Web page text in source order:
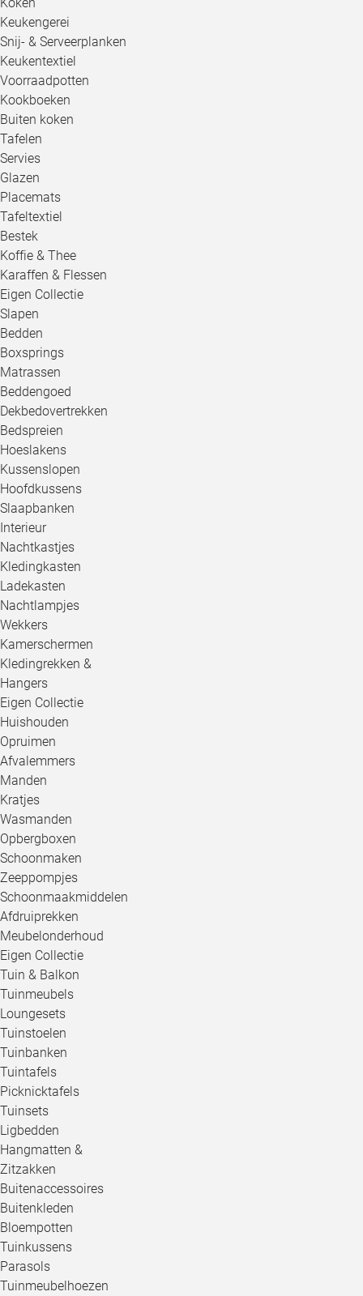
Keukengerei
Snij- & Serveerplanken
Keukentextiel
Voorraadpotten
Kookboeken
Buiten koken
Tafelen
Servies
Glazen
Placemats
Tafeltextiel
Bestek
Koffie & Thee
Karaffen & Flessen
Eigen Collectie
Slapen
Bedden
Boxsprings
Matrassen
Beddengoed
Dekbedovertrekken
Bedspreien
Hoeslakens
Kussenslopen
Hoofdkussens
Slaapbanken
Interieur
Nachtkastjes
Kledingkasten
Ladekasten
Nachtlampjes
Wekkers
Kamerschermen
Kledingrekken &
Hangers
Eigen Collectie
Huishouden
Opruimen
Afvalemmers
Manden
Kratjes
Wasmanden
Opbergboxen
Schoonmaken
Zeeppompjes
Schoonmaakmiddelen
Afdruiprekken
Meubelonderhoud
Eigen Collectie
Tuin & Balkon
Tuinmeubels
Loungesets
Tuinstoelen
Tuinbanken
Tuintafels
Picknicktafels
Tuinsets
Ligbedden
Hangmatten &
Zitzakken
Buitenaccessoires
Buitenkleden
Bloempotten
Tuinkussens
Parasols
Tuinmeubelhoezen